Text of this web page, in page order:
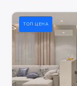
ТОП ЦЕНА